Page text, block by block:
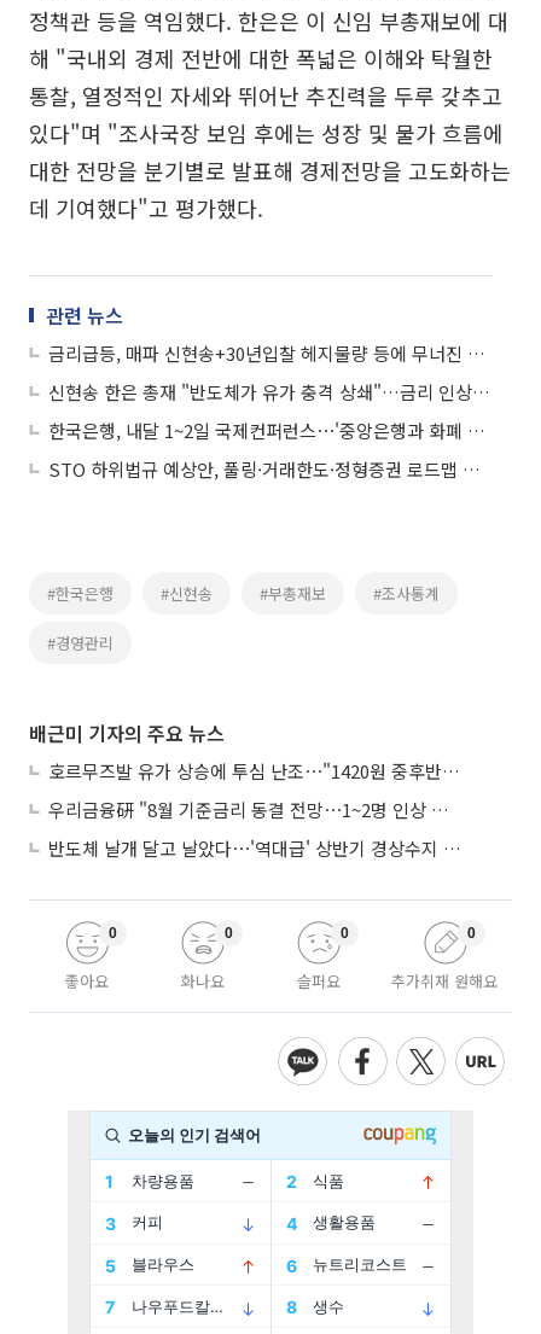
정책관 등을 역임했다. 한은은 이 신임 부총재보에 대
해 "국내외 경제 전반에 대한 폭넓은 이해와 탁월한
통찰, 열정적인 자세와 뛰어난 추진력을 두루 갖추고
있다"며 "조사국장 보임 후에는 성장 및 물가 흐름에
대한 전망을 분기별로 발표해 경제전망을 고도화하는
데 기여했다"고 평가했다.
관련 뉴스
금리급등, 매파 신현송+30년입찰 헤지물량 등에 무너진 투심
신현송 한은 총재 "반도체가 유가 충격 상쇄"…금리 인상 여력 시사
한국은행, 내달 1~2일 국제컨퍼런스⋯'중앙은행과 화폐 미래' 주제
STO 하위법규 예상안, 풀링·거래한도·정형증권 로드맵 제시
#한국은행 #신현송 #부총재보 #조사통계
#경영관리
배근미 기자의 주요 뉴스
호르무즈발 유가 상승에 투심 난조⋯"1420원 중후반 등락"
우리금융硏 "8월 기준금리 동결 전망⋯1~2명 인상 소수의견 낼 것"
반도체 날개 달고 날았다⋯'역대급' 상반기 경상수지 흑자 2000억달러 육박
좋아요
0
화나요
0
슬퍼요
0
추가취재 원해요
0